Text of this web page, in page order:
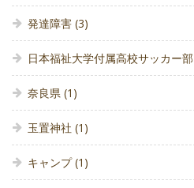
発達障害 (3)
日本福祉大学付属高校サッカー部
奈良県 (1)
玉置神社 (1)
キャンプ(1)